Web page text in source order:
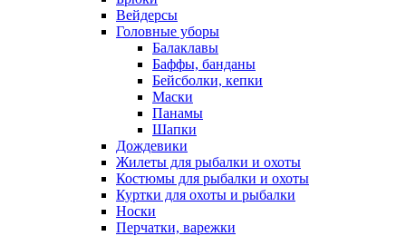
Вейдерсы
Головные уборы
Балаклавы
Баффы, банданы
Бейсболки, кепки
Маски
Панамы
Шапки
Дождевики
Жилеты для рыбалки и охоты
Костюмы для рыбалки и охоты
Куртки для охоты и рыбалки
Носки
Перчатки, варежки